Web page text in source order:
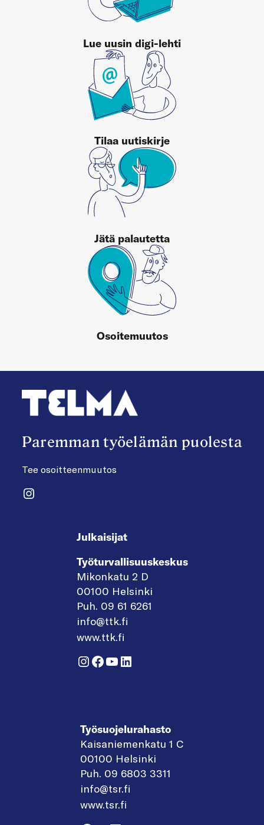
Lue uusin digi-lehti
Tilaa uutiskirje
Jätä palautetta
Osoitemuutos
Paremman työelämän puolesta
Tee osoitteenmuutos
Instagram
Julkaisijat
Työturvallisuuskeskus
Mikonkatu 2 D
00100 Helsinki
Puh. 09 61 6261
info@ttk.fi
www.ttk.fi
Instagram
Facebook
YouTube
LinkedIn
Työsuojelurahasto
Kaisaniemenkatu 1 C
00100 Helsinki
Puh. 09 6803 3311
info@tsr.fi
www.tsr.fi